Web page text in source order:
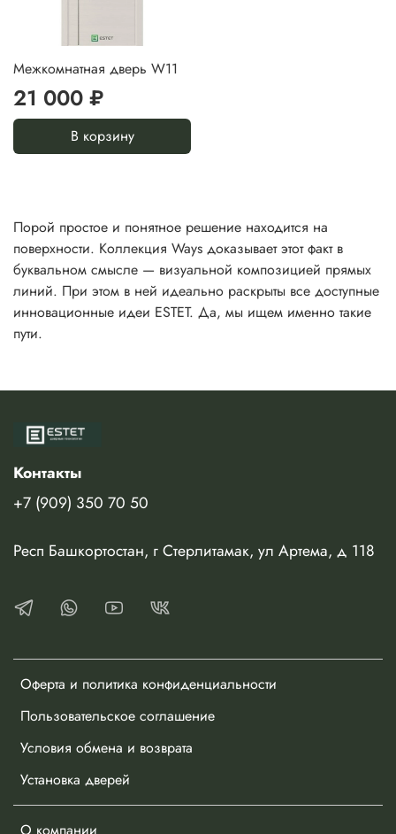
Межкомнатная дверь W11
21 000 ₽
В корзину
Порой простое и понятное решение находится на
поверхности. Коллекция Ways доказывает этот факт в
буквальном смысле — визуальной композицией прямых
линий. При этом в ней идеально раскрыты все доступные
инновационные идеи ESTET. Да, мы ищем именно такие
пути.
Оферта и политика конфиденциальности
Пользовательское соглашение
Условия обмена и возврата
Установка дверей
Контакты
+7 (909) 350 70 50
Респ Башкортостан, г Стерлитамак, ул Артема, д 118